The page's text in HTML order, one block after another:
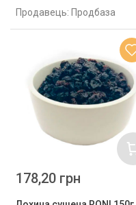
Продавець: Продбаза
178,20 грн